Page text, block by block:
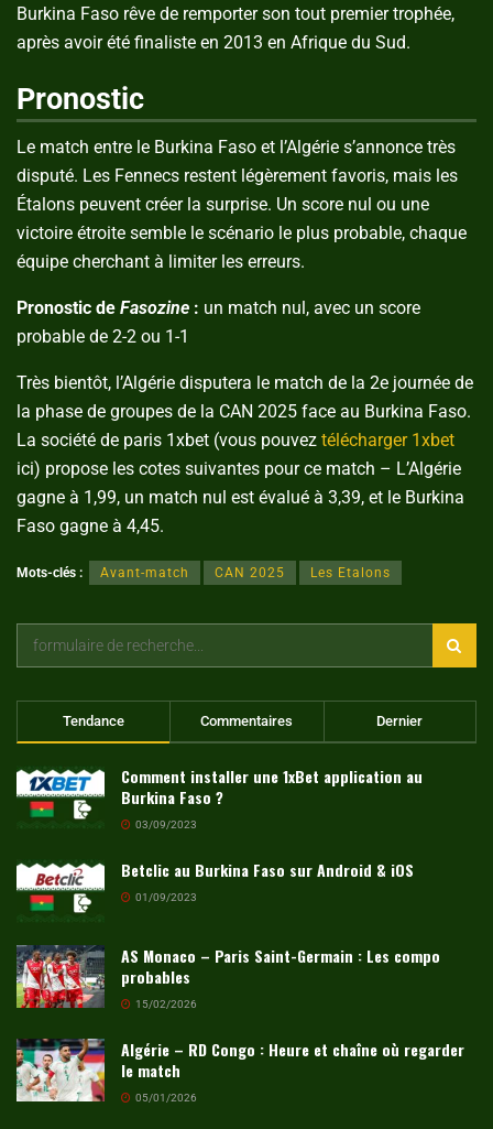
Burkina Faso rêve de remporter son tout premier trophée,
après avoir été finaliste en 2013 en Afrique du Sud.
Pronostic
Le match entre le Burkina Faso et l’Algérie s’annonce très
disputé. Les Fennecs restent légèrement favoris, mais les
Étalons peuvent créer la surprise. Un score nul ou une
victoire étroite semble le scénario le plus probable, chaque
équipe cherchant à limiter les erreurs.
Pronostic de Fasozine : un match nul, avec un score
probable de 2-2 ou 1-1
Très bientôt, l’Algérie disputera le match de la 2e journée de
la phase de groupes de la CAN 2025 face au Burkina Faso.
La société de paris 1xbet (vous pouvez télécharger 1xbet
ici) propose les cotes suivantes pour ce match – L’Algérie
gagne à 1,99, un match nul est évalué à 3,39, et le Burkina
Faso gagne à 4,45.
Mots-clés : Avant-match CAN 2025 Les Etalons
Tendance Commentaires Dernier
Comment installer une 1xBet application au
Burkina Faso ?
03/09/2023
Betclic au Burkina Faso sur Android & iOS
01/09/2023
AS Monaco – Paris Saint-Germain : Les compo
probables
15/02/2026
Algérie – RD Congo : Heure et chaîne où regarder
le match
05/01/2026